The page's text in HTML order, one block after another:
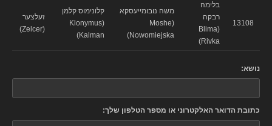
13108
בלימה
רבקה
(Blima
Rivka)
משה נובומייעסקא
(Moshe
Nowomiejska)
קלונימוס קלמן
(Klonymus
Kalman)
זעלצער
(Zelcer)
נושא:
כתובת הדואר האלקטרוני או מספר הטלפון שלך: